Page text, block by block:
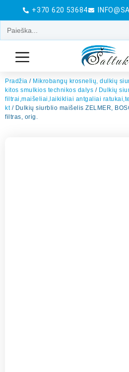
+370 620 53684
Pradžia / Mikrobangų krosnelių, dulkių
kitos smulkios technikos dalys / Dulkių
filtrai,maišeliai,laikikliai antgaliai
kt/ Dulkių siurblio maišelis ZELMER,
filtras, orig.